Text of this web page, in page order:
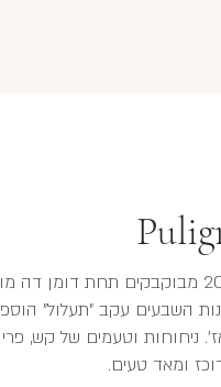
אחד מיינות שאטו דה פוליני שהחל מבציר 2017
השבעים עקב "תעלול"
ניחוחות וטעמים של קש, פרי
ומאד טעים.